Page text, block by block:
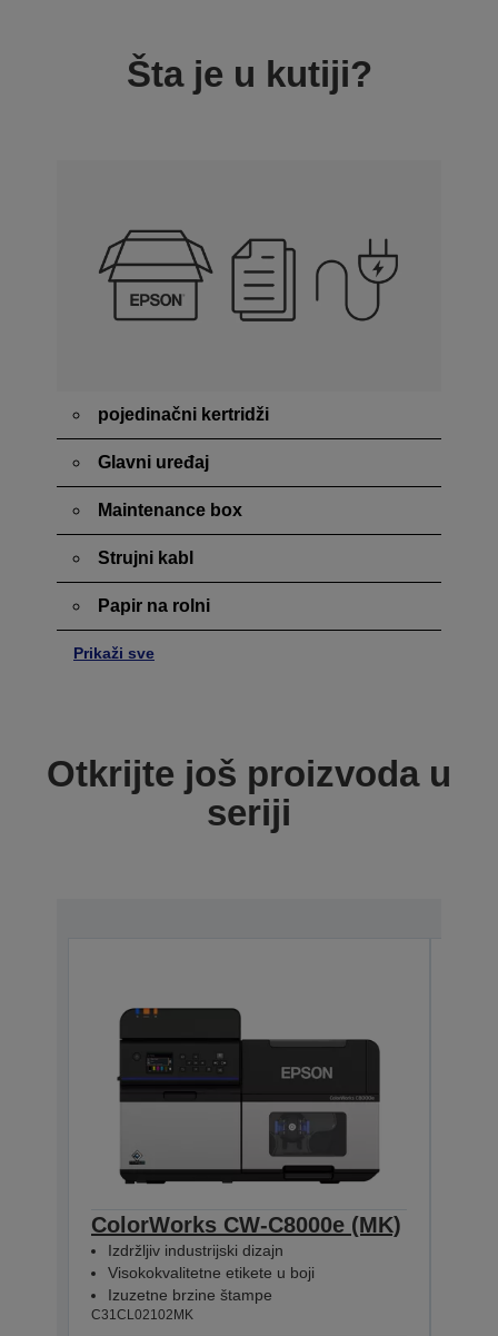
Šta je u kutiji?
pojedinačni kertridži
Glavni uređaj
Maintenance box
Strujni kabl
Papir na rolni
Prikaži sve
Otkrijte još proizvoda u
seriji
ColorWorks CW-C8000e (MK)
Izdržljiv industrijski dizajn
Visokokvalitetne etikete u boji
Izuzetne brzine štampe
C31CL02102MK